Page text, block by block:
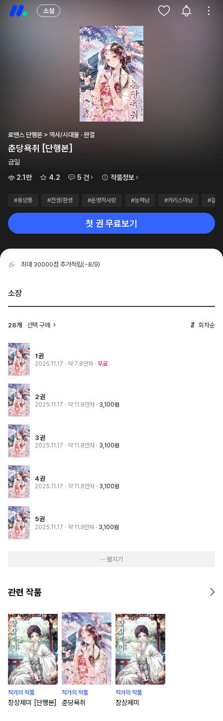
소설
로맨스 단행본 > 역사/시대물 · 완결
춘당욕취 [단행본]
금일
2.1만
4.2 5 건 작품정보
#동양풍 #전생/환생 #운명적사랑 #능력남 #카리스마남 #걸크
첫 권 무료보기
최대 30000점 추가적립(~8/9)
소장
28개 선택 구매 회차순
1권
2025.11.17 · 약 7.8만자 무료
2권
2025.11.17 · 약 11.8만자 3,100원
3권
2025.11.17 · 약 11.8만자 3,100원
4권
2025.11.17 · 약 11.8만자 3,100원
5권
2025.11.17 · 약 11.9만자 3,100원
··· 펼치기
관련 작품
작가의 작품
장상제미 [단행본]
작가의 작품
춘당욕취
작가의 작품
장상제미